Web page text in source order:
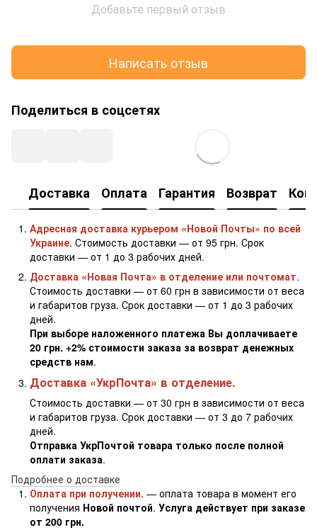
Добавьте первый отзыв
Написать отзыв
Поделиться в соцсетях
Доставка Оплата Гарантия Возврат
Адресная доставка курьером «Новой Почты» по всей
Украине. Стоимость доставки — от 95 грн. Срок
доставки — от 1 до 3 рабочих дней.
Доставка «Новая Почта» в отделение или почтомат.
Стоимость доставки — от 60 грн в зависимости от веса
и габаритов груза. Срок доставки — от 1 до 3 рабочих
дней.
При выборе наложенного платежа Вы доплачиваете
20 грн. +2% стоимости заказа за возврат денежных
средств нам.
Доставка «УкрПочта» в отделение.
Стоимость доставки — от 30 грн в зависимости от веса
и габаритов груза. Срок доставки — от 3 до 7 рабочих
дней.
Отправка УкрПочтой товара только после полной
оплати заказа.
Подробнее о доставке
Оплата при получении. — оплата товара в момент его
получения Новой почтой. Услуга действует при заказе
от 200 грн.